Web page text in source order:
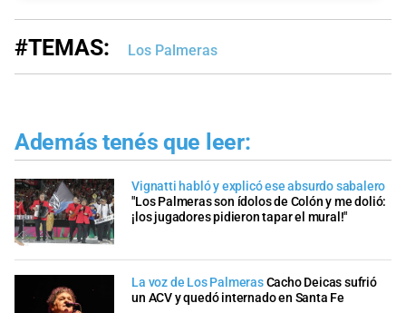
#TEMAS: Los Palmeras
Además tenés que leer:
Vignatti habló y explicó ese absurdo sabalero
"Los Palmeras son ídolos de Colón y me dolió:
¡los jugadores pidieron tapar el mural!"
La voz de Los PalmerasCacho Deicas sufrió
un ACV y quedó internado en Santa Fe